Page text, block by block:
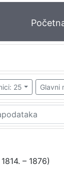
25 Glavni
– 1876)